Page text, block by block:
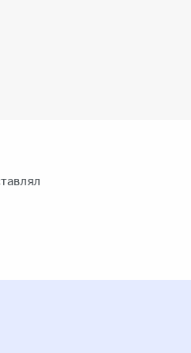
Яндекс-доставку или
корневой
суккулентов, они